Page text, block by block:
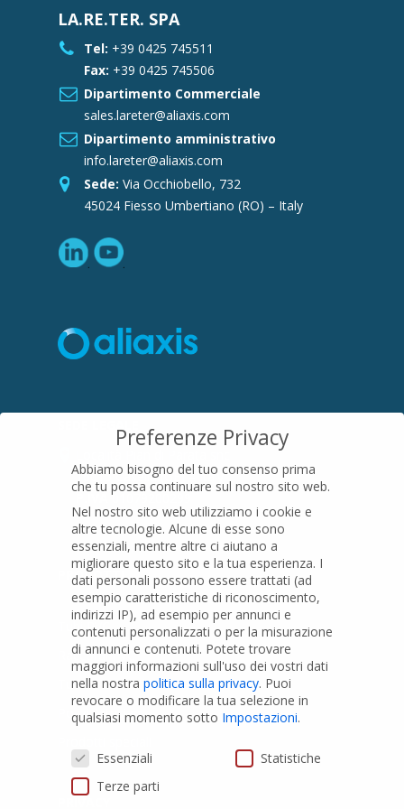
LA.RE.TER. SPA
Tel: +39 0425 745511
Fax: +39 0425 745506
Dipartimento Commerciale
sales.lareter@aliaxis.com
Dipartimento amministrativo
info.lareter@aliaxis.com
Sede: Via Occhiobello, 732
45024 Fiesso Umbertiano (RO) – Italy
16015 Casella (GE) – Italy
01079200299
PRODOTTI
Tubi PVC
Raccordi PVC
Tubi e Raccordi in PVC-A
Pozzi Artesiani
Preferenze Privacy
Abbiamo bisogno del tuo consenso prima
che tu possa continuare sul nostro sito web.
Nel nostro sito web utilizziamo i cookie e
altre tecnologie. Alcune di esse sono
essenziali, mentre altre ci aiutano a
migliorare questo sito e la tua esperienza. I
dati personali possono essere trattati (ad
esempio caratteristiche di riconoscimento,
indirizzi IP), ad esempio per annunci e
contenuti personalizzati o per la misurazione
di annunci e contenuti. Potete trovare
maggiori informazioni sull'uso dei vostri dati
nella nostra politica sulla privacy. Puoi
revocare o modificare la tua selezione in
qualsiasi momento sotto Impostazioni.
Preferenze Privacy
Essenziali
Statistiche
Terze parti